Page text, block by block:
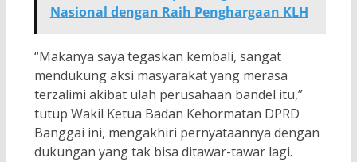
Nasional dengan Raih Penghargaan KLH
“Makanya saya tegaskan kembali, sangat
mendukung aksi masyarakat yang merasa
terzalimi akibat ulah perusahaan bandel itu,”
tutup Wakil Ketua Badan Kehormatan DPRD
Banggai ini, mengakhiri pernyataannya dengan
dukungan yang tak bisa ditawar-tawar lagi.